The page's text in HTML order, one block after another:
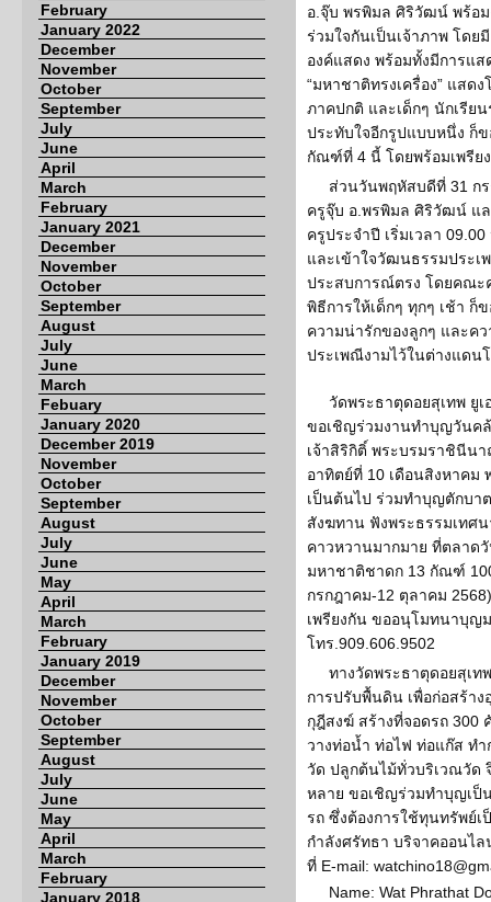
February
January 2022
December
November
October
September
July
June
April
March
February
January 2021
December
November
October
September
August
July
June
March
Febuary
January 2020
December 2019
November
October
September
August
July
June
May
April
March
February
January 2019
December
November
October
September
August
July
June
May
April
March
February
January 2018
อ.จุ๊บ พรพิมล ศิริวัฒน์ พร้อ
ร่วมใจกันเป็นเจ้าภาพ โด
องค์แสดง พร้อมทั้งมีการแส
“มหาชาติทรงเครื่อง” แส
ภาคปกติ และเด็กๆ นักเรีย
ประทับใจอีกรูปแบบหนึ่ง ก็
กัณฑ์ที่ 4 นี้ โดยพร้อมเพรีย
ส่วนวันพฤหัสบดีที่ 31 ก
ครูจุ๊บ อ.พรพิมล ศิริวัฒน์ แ
ครูประจำปี เริ่มเวลา
และเข้าใจวัฒนธรรมประ
ประสบการณ์ตรง โดยคณะ
พิธีการให้เด็กๆ ทุกๆ เช้า
ความน่ารักของลูกๆ และค
ประเพณีงามไว้ในต่างแดน
วัดพระธาตุดอยสุเทพ ยู
ขอเชิญร่วมงานทำบุญวันค
เจ้าสิริกิติ์ พระบรมราชินีน
อาทิตย์ที่ 10 เดือนสิงหาคม
เป็นต้นไป ร่วมทำบุญตักบา
สังฆทาน ฟังพระธรรมเทศ
คาวหวานมากมาย ที่ตลาด
มหาชาติชาดก 13 กัณฑ์
กรกฎาคม-12 ตุลาคม
เพรียงกัน ขออนุโมทนาบุญ
โทร.909.606.9502
ทางวัดพระธาตุดอยสุเท
การปรับพื้นดิน เพื่อก่อสร้าง
กุฎีสงฆ์ สร้างที่จอดรถ 300
วางท่อน้ำ ท่อไฟ ท่อแก๊ส ท
วัด ปลูกต้นไม้ทั่วบริเวณวัด
หลาย ขอเชิญร่วมทำบุญเป็
รถ ซึ่งต้องการใช้ทุนทรัพย์
กำลังศรัทธา บริจาคออนไล
ที่ E-mail:
Name: Wat Phrathat